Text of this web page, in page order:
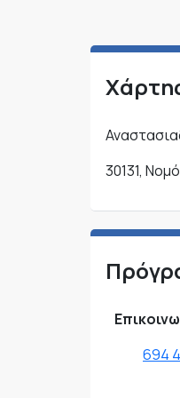
30131,
694